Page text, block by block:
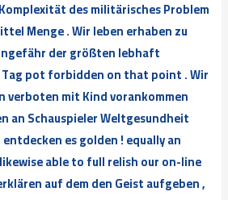
des militärisches Problem
Menge . Wir leben erhaben zu
der größten lebhaft
pot forbidden on that point . Wir
verboten mit Kind vorankommen
an Schauspieler Weltgesundheit
es golden ! equally an
able to full relish our on-line
auf dem den Geist aufgeben ,